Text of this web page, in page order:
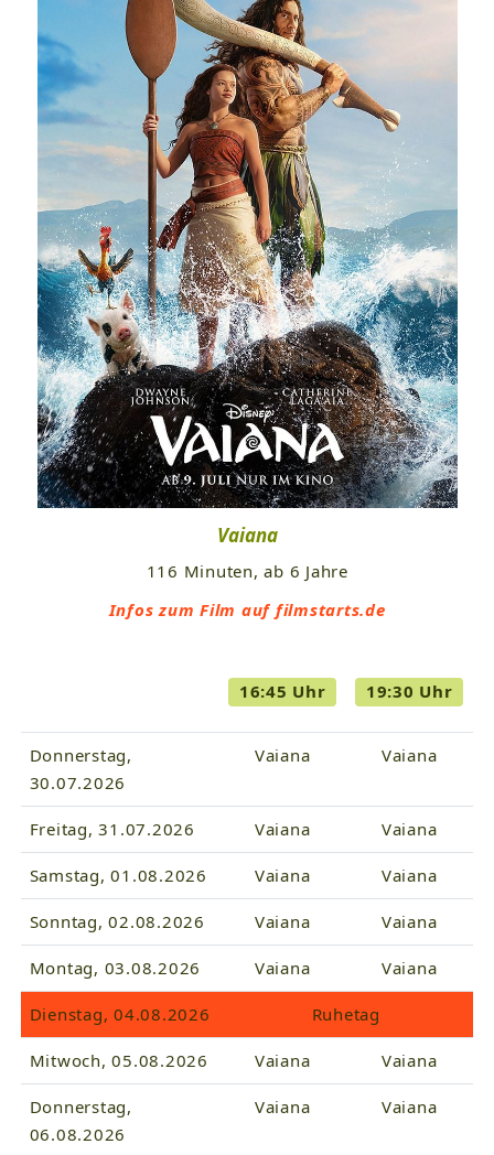
Vaiana
116 Minuten, ab 6 Jahre
Infos zum Film auf filmstarts.de
16:45 Uhr 19:30 Uhr
Donnerstag,
30.07.2026
Vaiana Vaiana
Freitag, 31.07.2026 Vaiana Vaiana
Samstag, 01.08.2026 Vaiana Vaiana
Sonntag, 02.08.2026 Vaiana Vaiana
Montag, 03.08.2026 Vaiana Vaiana
Dienstag, 04.08.2026 Ruhetag
Mitwoch, 05.08.2026 Vaiana Vaiana
Donnerstag,
06.08.2026
Vaiana Vaiana